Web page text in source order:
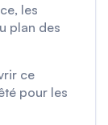
les
plan des
ce
pour les